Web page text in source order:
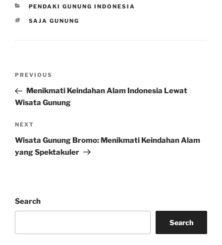
CATEGORIES
PENDAKI GUNUNG INDONESIA
TAGS
SAJA GUNUNG
Previous
Post
PREVIOUS
Menikmati Keindahan Alam Indonesia Lewat
Wisata Gunung
Next
Post
NEXT
Wisata Gunung Bromo: Menikmati Keindahan Alam
yang Spektakuler
Search
Search